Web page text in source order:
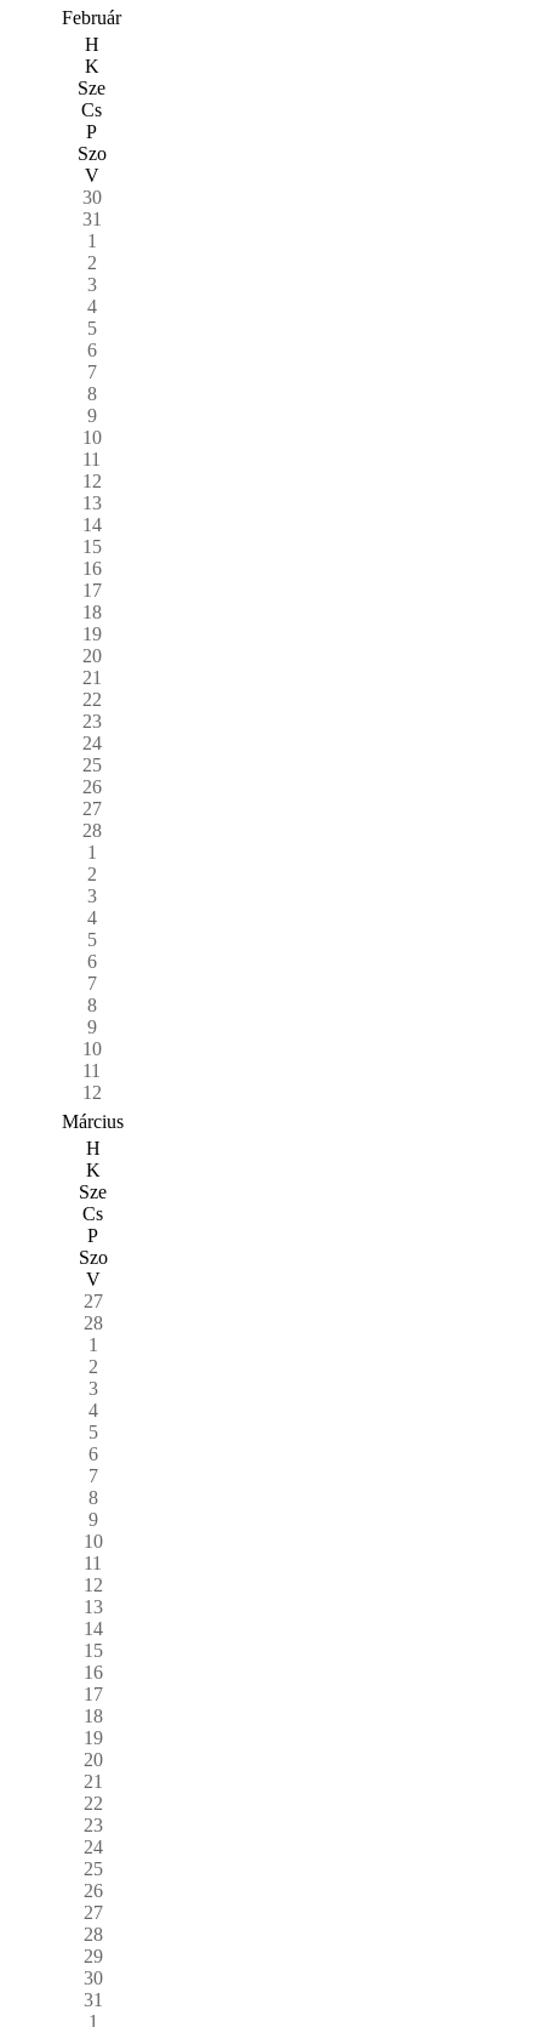
Február
H
K
Sze
Cs
P
Szo
V
30
31
1
2
3
4
5
6
7
8
9
10
11
12
13
14
15
16
17
18
19
20
21
22
23
24
25
26
27
28
1
2
3
4
5
6
7
8
9
10
11
12
Március
H
K
Sze
Cs
P
Szo
V
27
28
1
2
3
4
5
6
7
8
9
10
11
12
13
14
15
16
17
18
19
20
21
22
23
24
25
26
27
28
29
30
31
1